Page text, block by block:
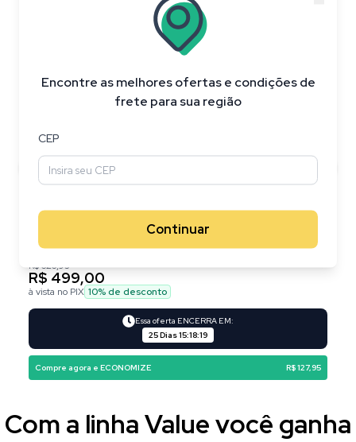
Encontre as melhores ofertas e condições de
frete para sua região
CEP
Continuar
R$ 626,95
R$ 499,00
à vista no PIX 10% de desconto
Essa oferta ENCERRA EM:
25 Dias15:18:18
Compre agora e ECONOMIZE R$ 127,95
Com a linha Value você ganha